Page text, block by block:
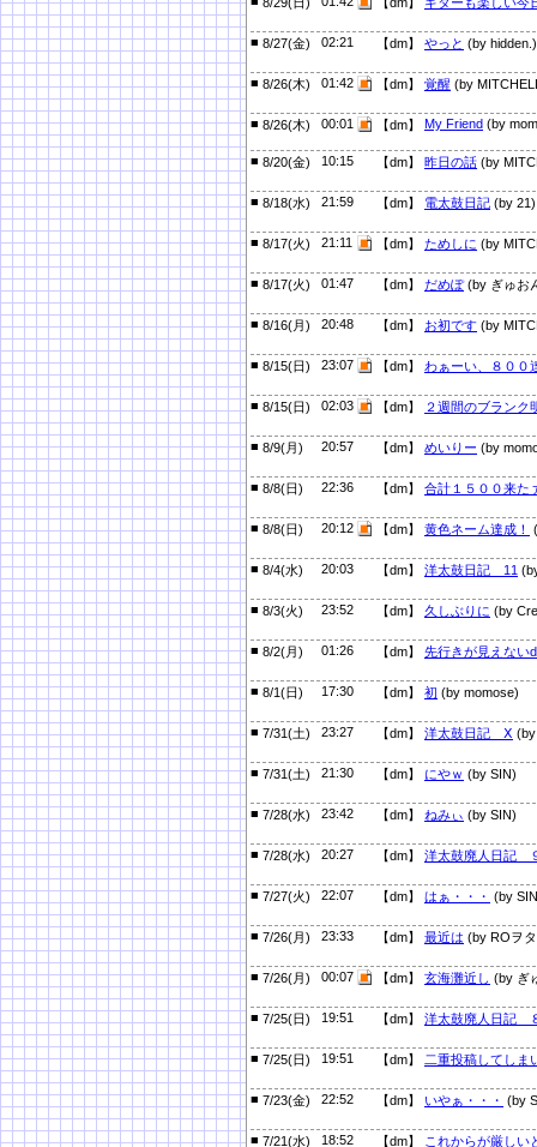
■ 8/27(金) 02:21 【dm】 やっと (by hidden.)
■ 8/26(木) 01:42 【dm】 覚醒 (by
■ 8/26(木) 00:01 【dm】 My Friend (by
■ 8/20(金) 10:15 【dm】 昨日の話 (by
■ 8/18(水) 21:59 【dm】 電太鼓日記 (by 21)
■ 8/17(火) 21:11 【dm】 ためしに (by
■ 8/17(火) 01:47 【dm】 だめぽ(by ぎゅお
■ 8/16(月) 20:48 【dm】 お初です (by
■ 8/15(日) 23:07 【dm】 わぁーい、８００
■ 8/15(日) 02:03 【dm】 ２週間のブランク
■ 8/9(月) 20:57 【dm】 めいりー (by
■ 8/8(日) 22:36 【dm】 合計１５００来た
■ 8/8(日) 20:12 【dm】 黄色ネーム達成！
■ 8/4(水) 20:03 【dm】 洋太鼓日記 11
■ 8/3(火) 23:52 【dm】 久しぶりに (by
■ 8/2(月) 01:26 【dm】 先行きが見えない
■ 8/1(日) 17:30 【dm】 初 (by momose)
■ 7/31(土) 23:27 【dm】 洋太鼓日記 Ⅹ
■ 7/31(土) 21:30 【dm】 にやｗ (by SIN)
■ 7/28(水) 23:42 【dm】 ねみぃ (by SIN)
■ 7/28(水) 20:27 【dm】 洋太鼓廃人日記
■ 7/27(火) 22:07 【dm】 はぁ・・・ (by
■ 7/26(月) 23:33 【dm】 最近は (by ROヲ
■ 7/26(月) 00:07 【dm】 玄海灘近し (by ぎ
■ 7/25(日) 19:51 【dm】 洋太鼓廃人日記
■ 7/25(日) 19:51 【dm】 二重投稿してしま
■ 7/23(金) 22:52 【dm】 いやぁ・・・ (by
■ 7/21(水) 18:52 【dm】 これからが厳し